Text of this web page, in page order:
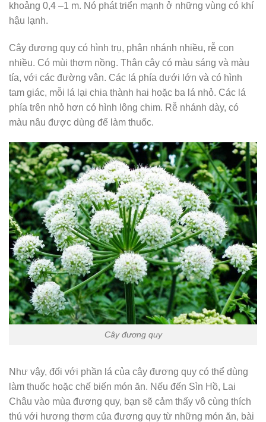
khoảng 0,4 –1 m. Nó phát triển mạnh ở những vùng có khí
hậu lạnh.
Cây đương quy có hình trụ, phân nhánh nhiều, rễ con
nhiều. Có mùi thơm nồng. Thân cây có màu sáng và màu
tía, với các đường vân. Các lá phía dưới lớn và có hình
tam giác, mỗi lá lại chia thành hai hoặc ba lá nhỏ. Các lá
phía trên nhỏ hơn có hình lông chim. Rễ nhánh dày, có
màu nâu được dùng để làm thuốc.
Cây đương quy
Như vậy, đối với phần lá của cây đương quy có thể dùng
làm thuốc hoặc chế biến món ăn. Nếu đến Sìn Hồ, Lai
Châu vào mùa đương quy, bạn sẽ cảm thấy vô cùng thích
thú với hương thơm của đương quy từ những món ăn, bài